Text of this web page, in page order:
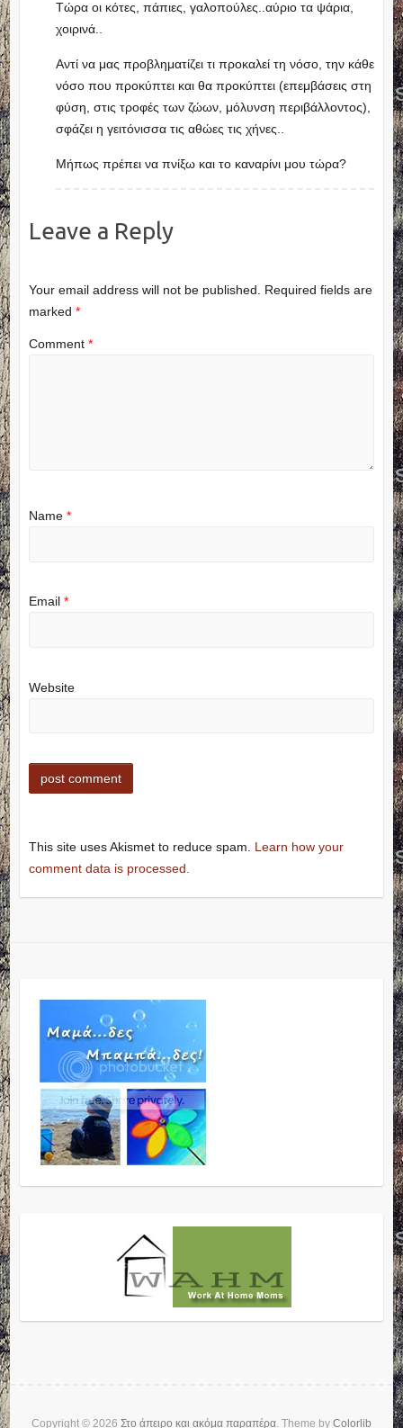
Τώρα οι κότες, πάπιες, γαλοπούλες..αύριο τα ψάρια,
χοιρινά..
Αντί να μας προβληματίζει τι προκαλεί τη νόσο, την κάθε
νόσο που προκύπτει και θα προκύπτει (επεμβάσεις στη
φύση, στις τροφές των ζώων, μόλυνση περιβάλλοντος),
σφάζει η γειτόνισσα τις αθώες τις χήνες..
Μήπως πρέπει να πνίξω και το καναρίνι μου τώρα?
Leave a Reply
Your email address will not be published. Required fields are
marked *
Comment *
Name *
Email *
Website
This site uses Akismet to reduce spam. Learn how your
comment data is processed.
Copyright © 2026 Στο άπειρο και ακόμα παραπέρα. Theme by Colorlib